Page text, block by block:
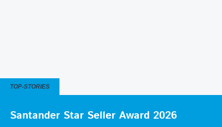
TOP-STORIES
Santander Star Seller Award 2026